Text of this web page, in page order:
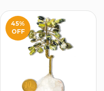
45%
OFF